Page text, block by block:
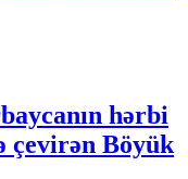
hərbi
çevirən Böyük